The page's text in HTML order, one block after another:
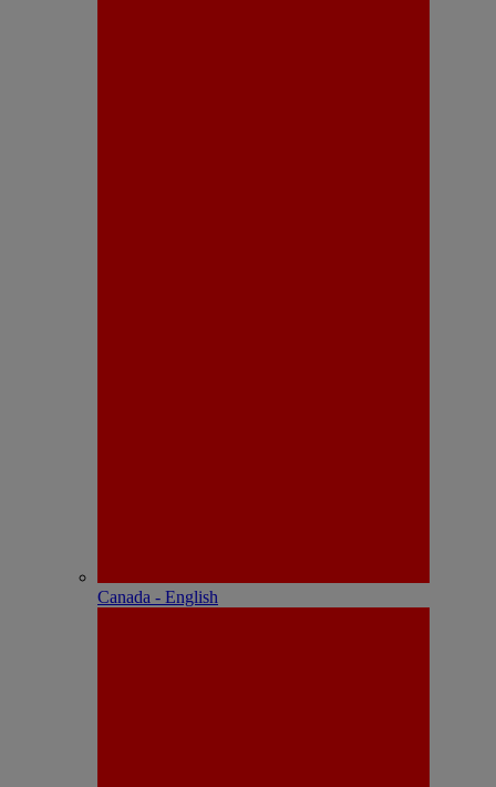
Canada - English